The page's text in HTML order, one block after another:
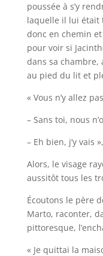
poussée à s’y
laquelle il lui était
donc en chemin
pour voir si
dans sa chambre,
au pied du lit et
« Vous n’y allez
– Sans toi, nous
– Eh bien, j’y vais
Alors, le visage
aussitôt tous les
Écoutons le père
Marto, raconter,
pittoresque,
« Je quittai la